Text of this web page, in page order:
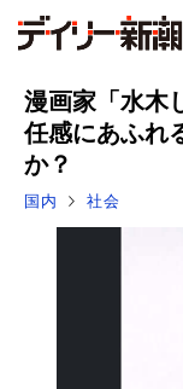
漫画家「水木
任感にあふれ
か？
国内 社会